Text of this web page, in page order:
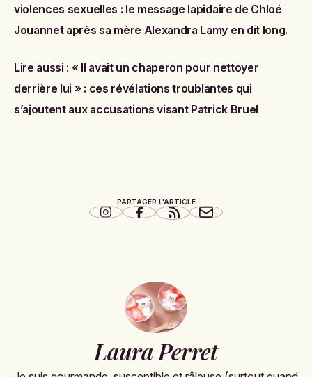
violences sexuelles : le message lapidaire de Chloé
Jouannet après sa mère Alexandra Lamy en dit long.
Lire aussi : « Il avait un chaperon pour nettoyer
derrière lui » : ces révélations troublantes qui
s’ajoutent aux accusations visant Patrick Bruel
PARTAGER L'ARTICLE
Laura Perret